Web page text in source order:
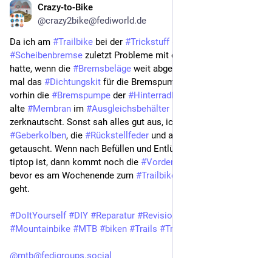
Crazy-to-Bike
@crazy2bike@fediworld.de
Da ich am #Trailbike bei der #Trickstuff
#Scheibenbremse zuletzt Probleme mit dem
hatte, wenn die #Bremsbeläge weit abgefahren sind, habe ich
mal das #Dichtungskit für die Bremspumpen gekauft und
vorhin die #Bremspumpe der #Hinterradbremse
alte #Membran im #Ausgleichsbehälter
#Geberkolben, die #Rückstellfeder und alle
getauscht. Wenn nach Befüllen und Entlüften alles wieder
tiptop ist, dann kommt noch die #Vorderradbremse
bevor es am Wochenende zum #Trailbiken
geht.
#DoItYourself #DIY #Reparatur #Revision
#Mountainbike #MTB #biken #Trails #Trailbiken
@mtb@fedigroups.social